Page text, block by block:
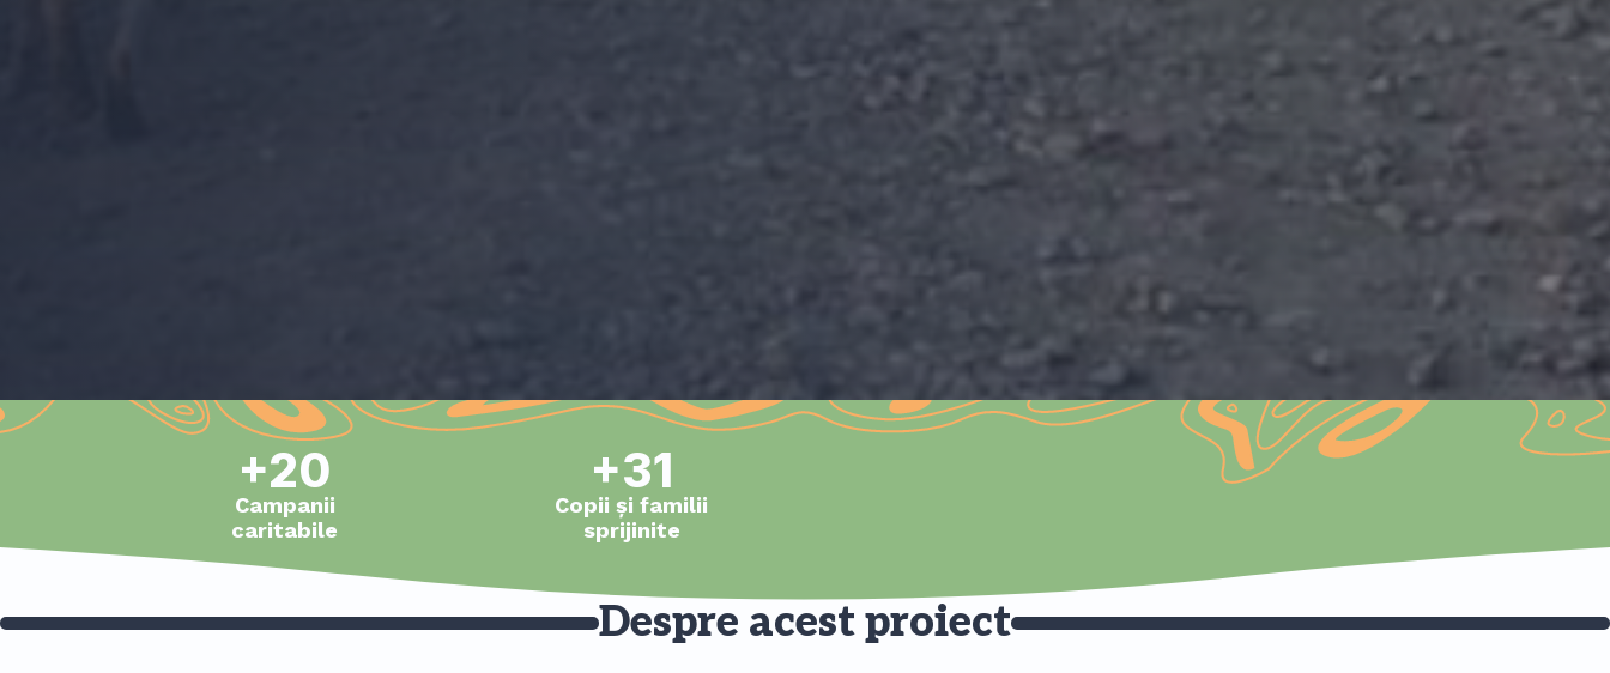
+20
Campanii
caritabile
+31
Copii și familii
sprijinite
Despre acest proiect